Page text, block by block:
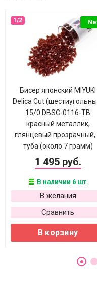
Бисер японский MIYUKI
Delica Cut
15/0 DBSC-0116-ТВ
красный металлик,
глянцевый прозрачный,
туба (около 7 грамм)
1 495 руб.
В наличии 6 шт.
В желания
Сравнить
В корзину